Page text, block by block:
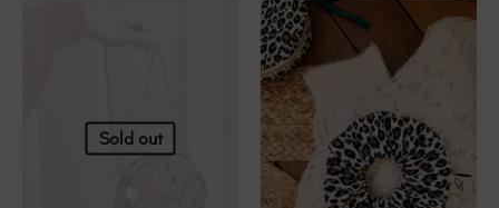
Sold out